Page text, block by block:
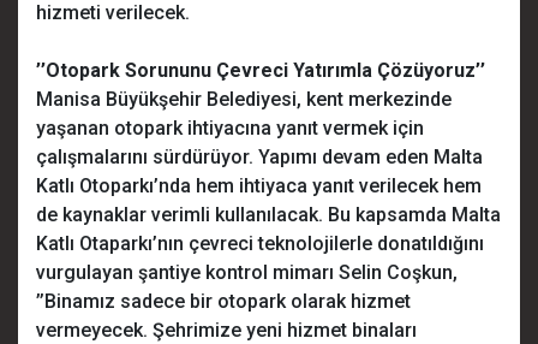
hizmeti verilecek.
’’Otopark Sorununu Çevreci Yatırımla Çözüyoruz’’
Manisa Büyükşehir Belediyesi, kent merkezinde
yaşanan otopark ihtiyacına yanıt vermek için
çalışmalarını sürdürüyor. Yapımı devam eden Malta
Katlı Otoparkı’nda hem ihtiyaca yanıt verilecek hem
de kaynaklar verimli kullanılacak. Bu kapsamda Malta
Katlı Otaparkı’nın çevreci teknolojilerle donatıldığını
vurgulayan şantiye kontrol mimarı Selin Coşkun,
’’Binamız sadece bir otopark olarak hizmet
vermeyecek. Şehrimize yeni hizmet binaları